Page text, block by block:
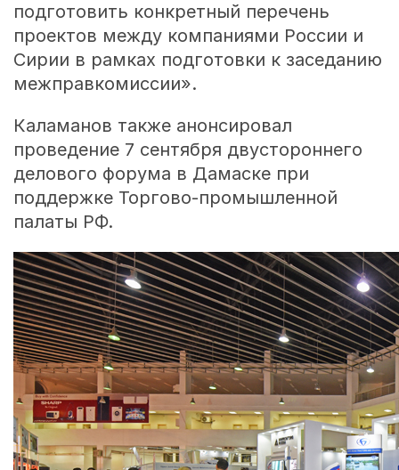
подготовить конкретный перечень
проектов между компаниями России и
Сирии в рамках подготовки к заседанию
межправкомиссии».
Каламанов также анонсировал
проведение 7 сентября двустороннего
делового форума в Дамаске при
поддержке Торгово-промышленной
палаты РФ.